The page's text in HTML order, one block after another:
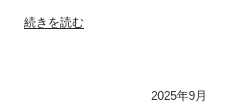
“ア
続きを読む
2025年9月